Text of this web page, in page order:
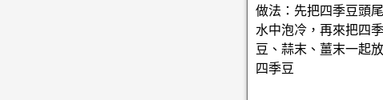
做法：先把四季豆頭
水中泡冷，再來把四
豆、蒜末、薑末一起
四季豆